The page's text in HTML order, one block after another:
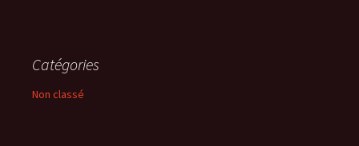
Catégories
Non classé